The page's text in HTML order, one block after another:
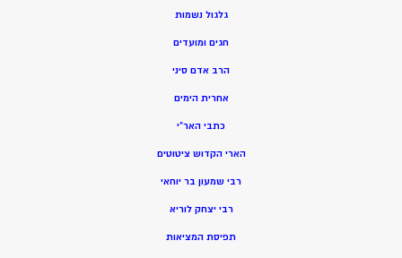
גלגול נשמות
חגים ומועדים
הרב אדם סיני
אחרית הימים
כתבי האר”י
הארי הקדוש ציטוטים
רבי שמעון בר יוחאי
רבי יצחק לוריא
תפיסת המציאות